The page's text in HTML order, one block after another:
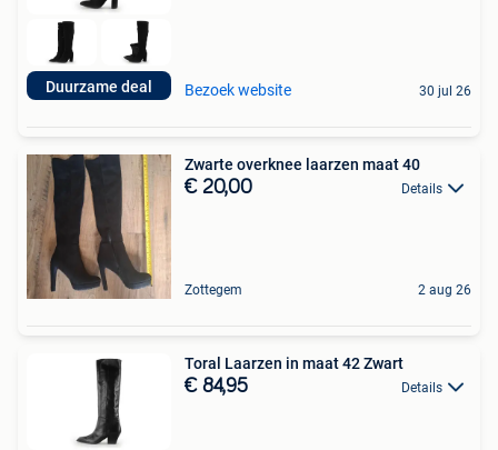
Duurzame deal Bezoek website 30 jul 26
Zwarte overknee laarzen maat 40
€ 20,00 Details
Zottegem 2 aug 26
Toral Laarzen in maat 42 Zwart
€ 84,95 Details